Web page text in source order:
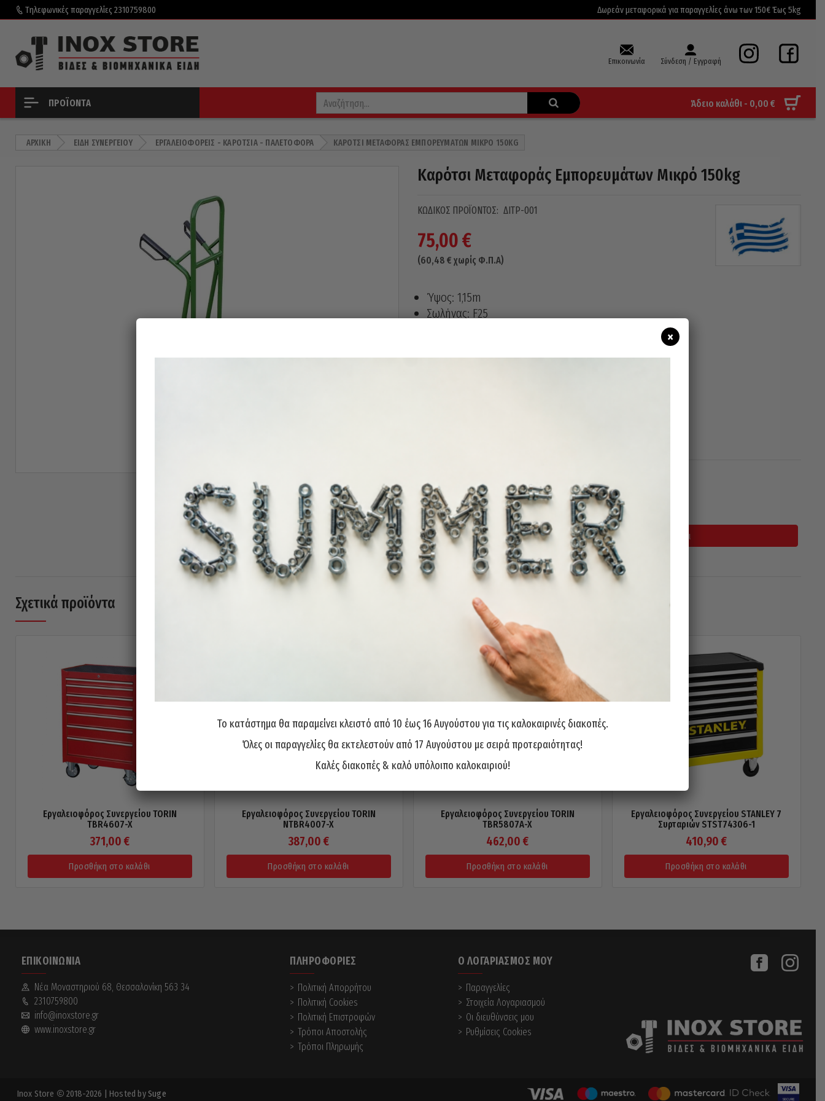
Τηλεφωνικές παραγγελίες 2310759800 Δωρεάν μεταφορικά για παραγγελίες άνω των 150€ Έως 5kg
Επικοινωνία Σύνδεση / Εγγραφή
ΠΡΟΪΌΝΤΑ Άδειο καλάθι - 0,00 €
ΑΡΧΙΚΉ ΕΊΔΗ ΣΥΝΕΡΓΕΊΟΥ ΕΡΓΑΛΕΙΟΦΟΡΕΊΣ - ΚΑΡΌΤΣΙΑ - ΠΑΛΕΤΟΦΌΡΑ ΚΑΡΌΤΣΙ ΜΕΤΑΦΟΡΆΣ ΕΜΠΟΡΕΥΜΆΤΩΝ ΜΙΚΡΌ 150KG
Καρότσι Μεταφοράς Εμπορευμάτων Μικρό 150kg
ΚΩΔΙΚΌΣ ΠΡΟΪΌΝΤΟΣ: ΔΙΤΡ-001
75,00€
(60,48 € χωρίς Φ.Π.Α)
Ύψος: 1,15m
Σωλήνας: F25
Πάχος λαμαρίνας ταψιού: 4 χιλ.
Διαθεσιμότητα: Άμεσα διαθέσιμο
Προσθήκη Στο Καλάθι
Σχετικά προϊόντα
Εργαλειοφόρος Συνεργείου TORIN
TBR4607-X
371,00 €
Προσθήκη στο καλάθι
Εργαλειοφόρος Συνεργείου TORIN
NTBR4007-X
387,00 €
Προσθήκη στο καλάθι
Εργαλειοφόρος Συνεργείου TORIN
TBR5807A-X
462,00 €
Προσθήκη στο καλάθι
Εργαλειοφόρος Συνεργείου STANLEY 7
Συρταριών STST74306-1
410,90 €
Προσθήκη στο καλάθι
ΕΠΙΚΟΙΝΩΝΊΑ
Νέα Mοναστηριού 68, Θεσσαλονίκη 563 34
2310759800
info@inoxstore.gr
www.inoxstore.gr
ΠΛΗΡΟΦΟΡΊΕΣ
Πολιτική Απορρήτου
Πολιτική Cookies
Πολιτική Επιστροφών
Τρόποι Αποστολής
Τρόποι Πληρωμής
Ο ΛΟΓΑΡΙΑΣΜΌΣ ΜΟΥ
Παραγγελίες
Στοιχεία Λογαριασμού
Οι διευθύνσεις μου
Ρυθμίσεις Cookies
Inox Store 2018-2026 | Hosted bySuge
Το κατάστημα θα παραμείνει κλειστό από 10 έως 16 Αυγούστου για τις καλοκαιρινές διακοπές.
Όλες οι παραγγελίες θα εκτελεστούν από 17 Αυγούστου με σειρά προτεραιότητας!
Καλές διακοπές & καλό υπόλοιπο καλοκαιριού!
×